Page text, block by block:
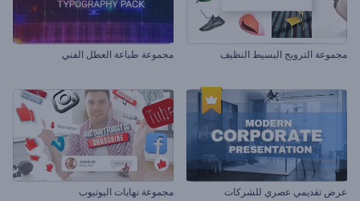
مجموعة الترويج البسيط النظيف مجموعة طباعة العطل الفني
عرض تقديمي عصري للشركات مجموعة نهايات اليوتيوب